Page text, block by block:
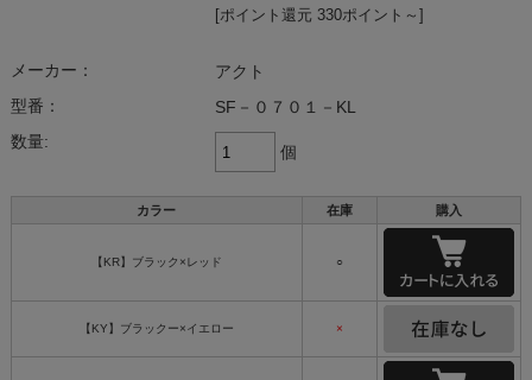
[ポイント還元 330ポイント～]
メーカー：
アクト
型番：
SF－０７０１－KL
数量:
個
カラー 在庫 購入
【KR】ブラック×レッド ○
【KY】ブラックー×イエロー ×